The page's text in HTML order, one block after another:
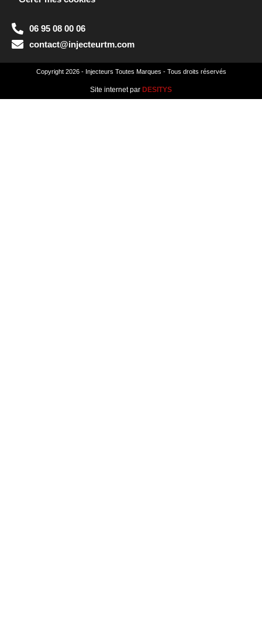
06 95 08 00 06
contact@injecteurtm.com
Copyright 2026 - Injecteurs Toutes Marques - Tous droits réservés
Site internet par DESITYS